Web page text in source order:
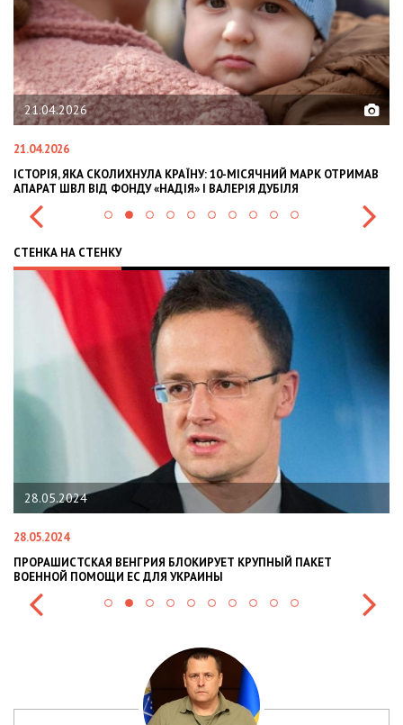
МАРК ОТРИМАВ
02.02.2026
OLEKSII ABASOV: HOW UKRAINIAN BUSINESSES
INTERNATIONAL INVESTMENTS AND HEDGE RISKS
СТЕНКА НА СТЕНКУ
КРУПНЫЙ ПАКЕТ
22.01.2024
НАЦПОЛІЦІЯ ЛЯКАЄ ГРОМАДЯН
СИТУАЦІЇ В РАЗІ МОБІЛІЗАЦІЇ